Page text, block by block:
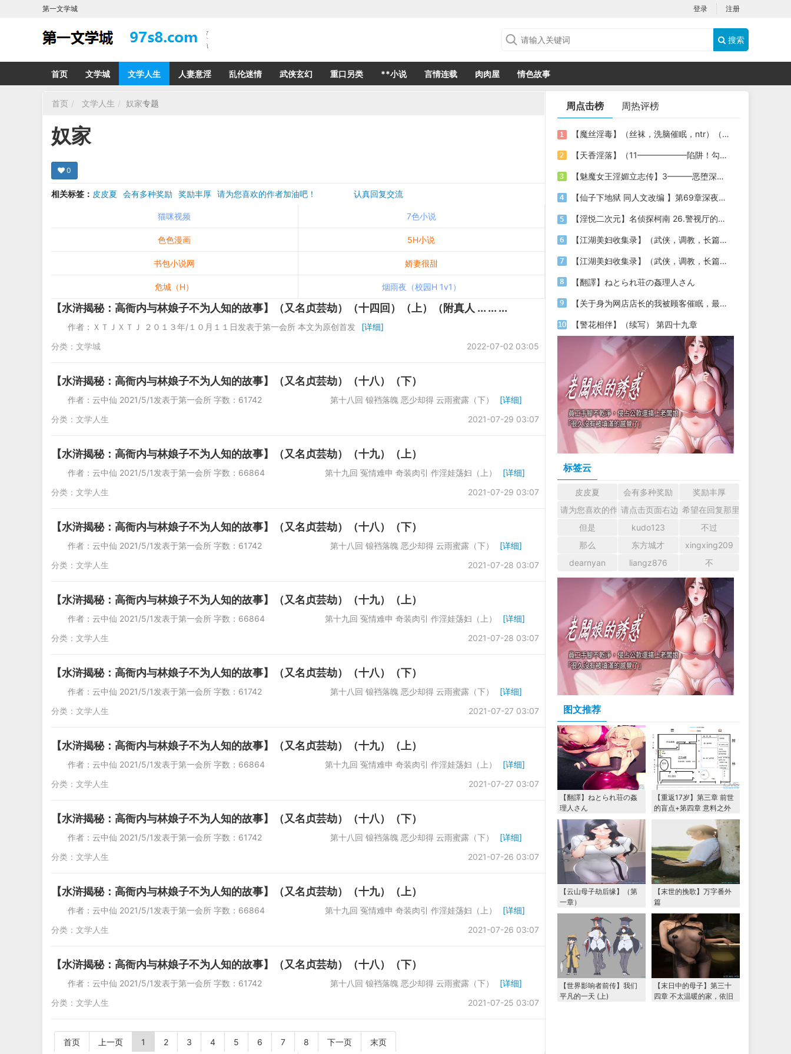
第一文学城 登录 注册
搜索
首页 文学城 文学人生 人妻意淫 乱伦迷情 武侠玄幻 重口另类 **小说 言情连载 肉肉屋 情色故事
首页 文学人生 奴家专题
奴家
0
相关标签： 皮皮夏 会有多种奖励 奖励丰厚 请为您喜欢的作者加油吧！ 认真回复交流
猫咪视频
7色小说
色色漫画 5H小说
书包小说网 娇妻很甜
危城（H） 烟雨夜（校园H 1v1）
【水浒揭秘：高衙内与林娘子不为人知的故事】（又名贞芸劫）（十四回）（上）（附真人 ... ... ...
作者：ＸＴＪＸＴＪ ２０１３年/１０月１１日发表于第一会所 本文为原创首发
[详细]
2022-07-02 03:05
分类： 文学城
【水浒揭秘：高衙内与林娘子不为人知的故事】（又名贞芸劫）（十八）（下）
作者：云中仙 2021/5/1发表于第一会所 字数：61742 第十八回 锒裆落魄 恶少却得 云雨蜜露（下）
[详细]
2021-07-29 03:07
分类： 文学人生
【水浒揭秘：高衙内与林娘子不为人知的故事】（又名贞芸劫）（十九）（上）
作者：云中仙 2021/5/1发表于第一会所 字数：66864 第十九回 冤情难申 奇装肉引 作淫娃荡妇（上）
[详细]
2021-07-29 03:07
分类： 文学人生
【水浒揭秘：高衙内与林娘子不为人知的故事】（又名贞芸劫）（十八）（下）
作者：云中仙 2021/5/1发表于第一会所 字数：61742 第十八回 锒裆落魄 恶少却得 云雨蜜露（下）
[详细]
2021-07-28 03:07
分类： 文学人生
【水浒揭秘：高衙内与林娘子不为人知的故事】（又名贞芸劫）（十九）（上）
作者：云中仙 2021/5/1发表于第一会所 字数：66864 第十九回 冤情难申 奇装肉引 作淫娃荡妇（上）
[详细]
2021-07-28 03:07
分类： 文学人生
【水浒揭秘：高衙内与林娘子不为人知的故事】（又名贞芸劫）（十八）（下）
作者：云中仙 2021/5/1发表于第一会所 字数：61742 第十八回 锒裆落魄 恶少却得 云雨蜜露（下）
[详细]
2021-07-27 03:07
分类： 文学人生
【水浒揭秘：高衙内与林娘子不为人知的故事】（又名贞芸劫）（十九）（上）
作者：云中仙 2021/5/1发表于第一会所 字数：66864 第十九回 冤情难申 奇装肉引 作淫娃荡妇（上）
[详细]
2021-07-27 03:07
分类： 文学人生
【水浒揭秘：高衙内与林娘子不为人知的故事】（又名贞芸劫）（十八）（下）
作者：云中仙 2021/5/1发表于第一会所 字数：61742 第十八回 锒裆落魄 恶少却得 云雨蜜露（下）
[详细]
2021-07-26 03:07
分类： 文学人生
【水浒揭秘：高衙内与林娘子不为人知的故事】（又名贞芸劫）（十九）（上）
作者：云中仙 2021/5/1发表于第一会所 字数：66864 第十九回 冤情难申 奇装肉引 作淫娃荡妇（上）
[详细]
2021-07-26 03:07
分类： 文学人生
【水浒揭秘：高衙内与林娘子不为人知的故事】（又名贞芸劫）（十八）（下）
作者：云中仙 2021/5/1发表于第一会所 字数：61742 第十八回 锒裆落魄 恶少却得 云雨蜜露（下）
[详细]
2021-07-25 03:07
分类： 文学人生
首页 上一页 1 2 3 4 5 6 7 8 下一页 末页
周点击榜 周热评榜
【魔丝淫毒】（丝袜，洗脑催眠，ntr）（24）（我不想）
【天香淫落】（11——————陷阱！勾结的警局调教（下））
【魅魔女王淫媚立志传】3———恶堕深渊的开端
【仙子下地狱 同人文改编 】第69章深夜窥淫戏 交心与交性(二)(纯爱+各种情趣玩法)
【淫悦二次元】名侦探柯南 26.警视厅的隐藏淫娃
【江湖美妇收集录】（武侠，调教，长篇）（6）（师娘篇）
【江湖美妇收集录】（武侠，调教，长篇）（13）（下山历练篇）
【翻譯】ねとられ荘の姦理人さん
【关于身为网店店长的我被顾客催眠，最终堕落为丝袜发情母狗这件事】（18～20）
【警花相伴】（续写） 第四十九章
标签云
皮皮夏 会有多种奖励
奖励丰厚
请为您喜欢的作者加油吧！ 认真回复交流
请点击页面右边的小手图标支持楼主。
希望在回复那里留下您的
但是
kudo123
不过
那么
东方城才
xingxing209
dearnyan
liangz876 不
图文推荐
【翻譯】ねとられ荘の姦
理人さん
【重返17岁】第三章 前世
的盲点+第四章 意料之外
的相认+番外篇（本文为女
主第一视角，两万字更
【云山母子劫后缘】（第
一章）
【末世的挽歌】万字番外
篇
【世界影响者前传】我们
平凡的一天 (上)
【末日中的母子】第三十
四章 不太温暖的家，依旧